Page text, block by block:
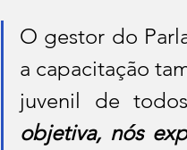
O gestor do
a capacitação
juvenil de
objetiva, nós